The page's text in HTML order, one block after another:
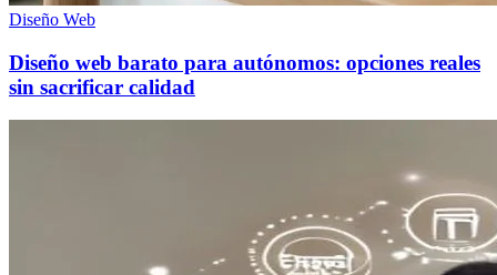
Diseño Web
Diseño web barato para autónomos: opciones reales
sin sacrificar calidad